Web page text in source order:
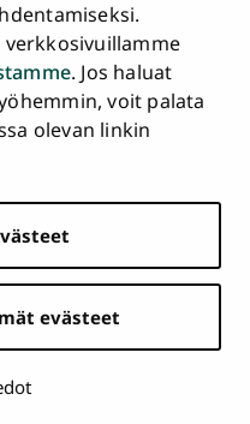
. Jos haluat
voit palata
olevan linkin
evästeet